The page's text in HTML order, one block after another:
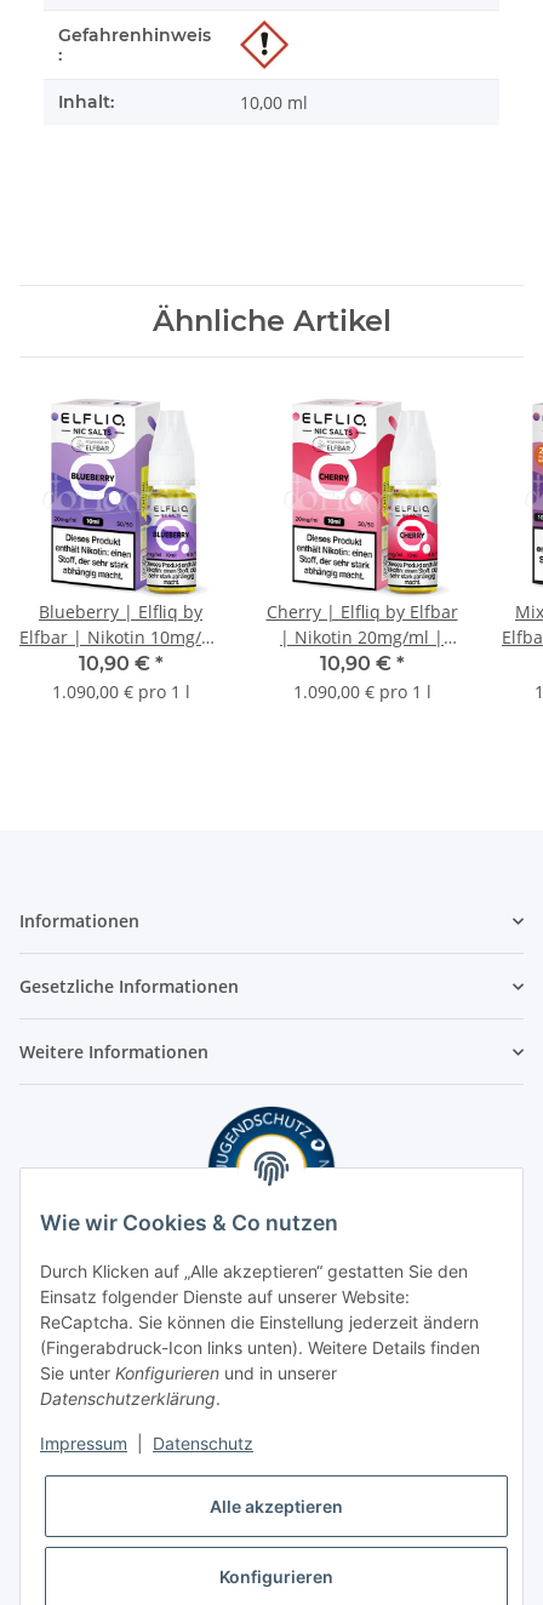
Gefahrenhinweis
:
Inhalt: 10,00 ml
Ähnliche Artikel
Blueberry | Elfliq by
Elfbar | Nikotin 10mg/ml
| Liquid | 10ml
10,90 € *
1.090,00 € pro 1 l
Cherry | Elfliq by Elfbar
| Nikotin 20mg/ml |
Liquid | 10ml
10,90 € *
1.090,00 € pro 1 l
Informationen
Gesetzliche Informationen
Weitere Informationen
Wie wir Cookies & Co nutzen
Durch Klicken auf „Alle akzeptieren“ gestatten Sie den
Einsatz folgender Dienste auf unserer Website:
ReCaptcha. Sie können die Einstellung jederzeit ändern
(Fingerabdruck-Icon links unten). Weitere Details finden
Sie unter Konfigurieren und in unserer
Datenschutzerklärung.
Impressum Datenschutz
Alle akzeptieren
Konfigurieren